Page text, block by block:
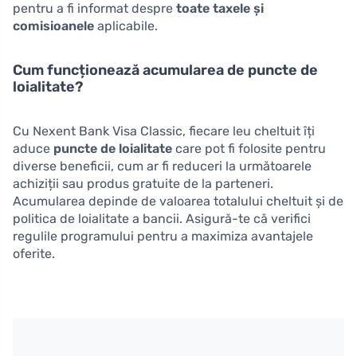
pentru a fi informat despre toate taxele și
comisioanele aplicabile.
Cum funcționează acumularea de puncte de
loialitate?
Cu Nexent Bank Visa Classic, fiecare leu cheltuit îți
aduce puncte de loialitate care pot fi folosite pentru
diverse beneficii, cum ar fi reduceri la următoarele
achiziții sau produs gratuite de la parteneri.
Acumularea depinde de valoarea totalului cheltuit și de
politica de loialitate a bancii. Asigură-te că verifici
regulile programului pentru a maximiza avantajele
oferite.